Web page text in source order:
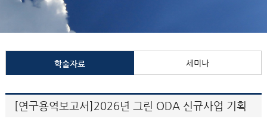
학술자료 세미나
[연구용역보고서]2026년 그린 ODA 신규사업 기획